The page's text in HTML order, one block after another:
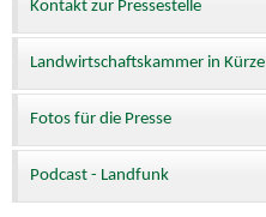
Kontakt zur Pressestelle
Landwirtschaftskammer in Kürze
Fotos für die Presse
Podcast - Landfunk